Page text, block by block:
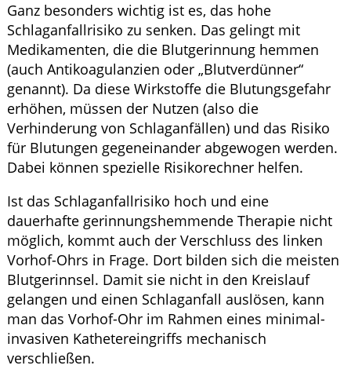
Ganz besonders wichtig ist es, das hohe
Schlaganfallrisiko zu senken. Das gelingt mit
Medikamenten, die die Blutgerinnung hemmen
(auch Antikoagulanzien oder „Blutverdünner“
genannt). Da diese Wirkstoffe die Blutungsgefahr
erhöhen, müssen der Nutzen (also die
Verhinderung von Schlaganfällen) und das Risiko
für Blutungen gegeneinander abgewogen werden.
Dabei können spezielle Risikorechner helfen.
Ist das Schlaganfallrisiko hoch und eine
dauerhafte gerinnungshemmende Therapie nicht
möglich, kommt auch der Verschluss des linken
Vorhof-Ohrs in Frage. Dort bilden sich die meisten
Blutgerinnsel. Damit sie nicht in den Kreislauf
gelangen und einen Schlaganfall auslösen, kann
man das Vorhof-Ohr im Rahmen eines minimal-
invasiven Kathetereingriffs mechanisch
verschließen.